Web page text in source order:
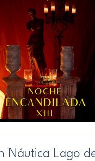
Náutica Lago